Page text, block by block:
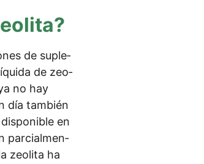
de suple­
de zeo­
no hay
día tam­bién
en
par­cial­men­
zeo­li­ta ha